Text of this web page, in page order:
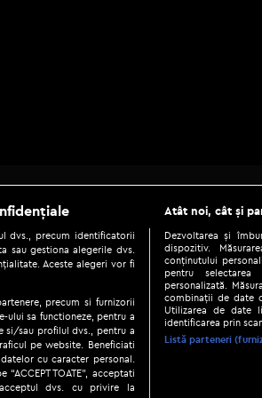
Be social
Copyright © 2026 / DIGI
Termeni și condiții|Politica de
dvs., precum identificatorii
sau gestiona alegerile dvs.
Aceste alegeri vor fi
precum si furnizorii
sa functioneze, pentru a
si/sau profilul dvs., pentru a
pe website. Beneficiati
cu caracter personal.
“ACCEPT TOATE”, acceptati
dvs. cu privire la
Atât noi, cât și
Dezvoltarea și
dispozitiv.
conținutului
pentru
personalizată.
combinații de date
Utilizarea de date
identificarea prin
Listă parteneri